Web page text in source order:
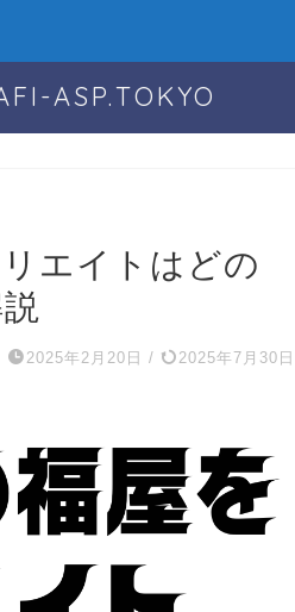
ASP.TOKYO
エイトはどの
2025年2月20日 / 2025年7月30日